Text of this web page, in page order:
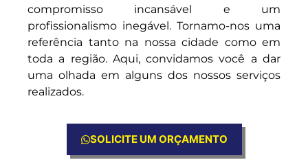
compromisso incansável e um
profissionalismo inegável. Tornamo-nos uma
referência tanto na nossa cidade como em
toda a região. Aqui, convidamos você a dar
uma olhada em alguns dos nossos serviços
realizados.
SOLICITE UM ORÇAMENTO